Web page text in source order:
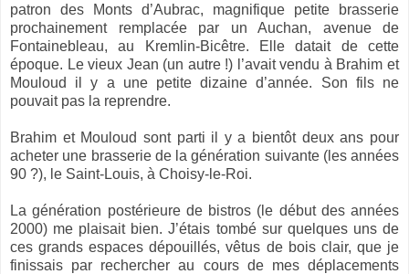
patron des Monts d’Aubrac, magnifique petite brasserie
prochainement remplacée par un Auchan, avenue de
Fontainebleau, au Kremlin-Bicêtre. Elle datait de cette
époque. Le vieux Jean (un autre !) l’avait vendu à Brahim et
Mouloud il y a une petite dizaine d’année. Son fils ne
pouvait pas la reprendre.
Brahim et Mouloud sont parti il y a bientôt deux ans pour
acheter une brasserie de la génération suivante (les années
90 ?), le Saint-Louis, à Choisy-le-Roi.
La génération postérieure de bistros (le début des années
2000) me plaisait bien. J’étais tombé sur quelques uns de
ces grands espaces dépouillés, vêtus de bois clair, que je
finissais par rechercher au cours de mes déplacements